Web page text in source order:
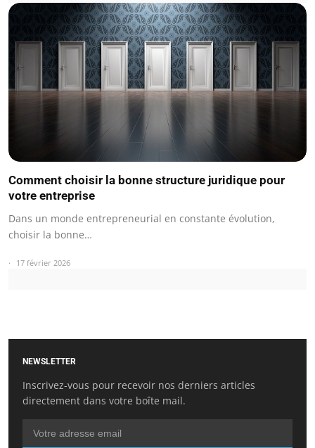
Comment choisir la bonne structure juridique pour
votre entreprise
Dans un monde entrepreneurial en constante évolution,
choisir la bonne…
17 février 2026
NEWSLETTER
Inscrivez-vous pour recevoir nos derniers articles
directement dans votre boîte mail.